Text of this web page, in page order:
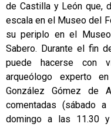
de Castilla y León que,
escala en el Museo del
su periplo en el
Sabero. Durante el fin
puede hacerse con
arqueólogo experto
González Gómez de
comentadas (sábado
domingo a las 11.30